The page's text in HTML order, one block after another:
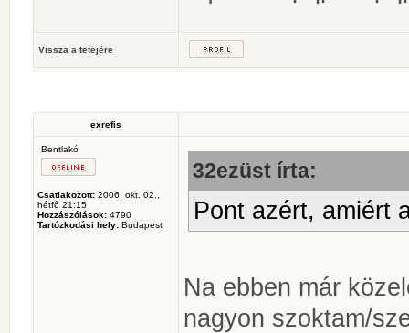
Vissza a tetejére
exrefis
Bentlakó
Csatlakozott: 2006. okt. 02.,
hétfő 21:15
Hozzászólások: 4790
Tartózkodási hely: Budapest
32ezüst írta:
Pont azért, amiért
Na ebben már
nagyon szoktam/